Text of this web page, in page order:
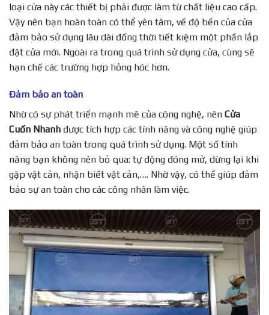
loại cửa này các thiết bị phải được làm từ chất liệu cao cấp.
Vậy nên bạn hoàn toàn có thể yên tâm, về độ bền của cửa
đảm bảo sử dụng lâu dài đồng thời tiết kiệm một phần lắp
đặt cửa mới. Ngoài ra trong quá trình sử dụng cửa, cùng sẽ
hạn chế các trường hợp hỏng hóc hơn.
Đảm bảo an toàn
Nhờ có sự phát triển mạnh mẽ của công nghệ, nên Cửa
Cuốn Nhanh được tích hợp các tính năng và công nghệ giúp
đảm bảo an toàn trong quá trình sử dụng. Một số tính
năng bạn không nên bỏ qua: tự động đóng mở, dừng lại khi
gặp vật cản, nhận biết vật cản,…. Nhờ vậy, có thể giúp đảm
bảo sự an toàn cho các công nhân làm việc.